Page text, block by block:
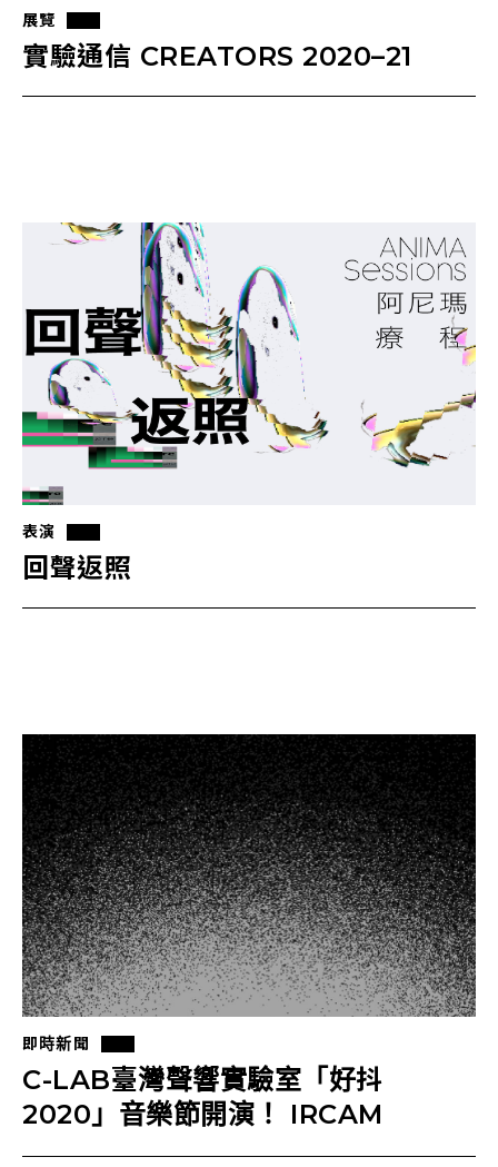
展覽
實驗通信 CREATORS 2020–21
表演
回聲返照
即時新聞
C-LAB臺灣聲響實驗室「好抖
2020」音樂節開演！ IRCAM
ManiFeste藝術節＆Forum國際論